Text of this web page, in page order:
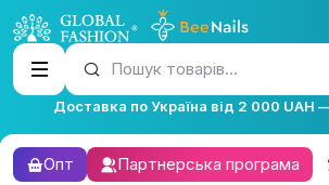
Пошук товарів...
Доставка по Україна від 2 000 UAH
Опт Партнерська програма